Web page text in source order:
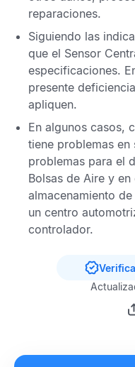
reparaciones.
Siguiendo las
que el Sensor
especificaciones.
presente
apliquen.
En algunos casos,
tiene problemas
problemas para el
Bolsas de Aire y en
almacenamiento
un centro
controlador.